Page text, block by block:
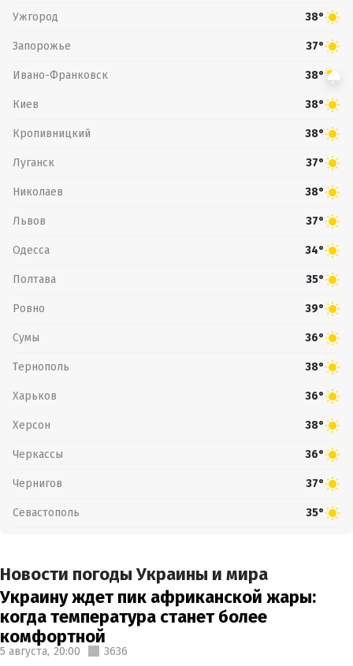
Ужгород 38°
Запорожье 37°
Ивано-Франковск 38°
Киев 38°
Кропивницкий 38°
Луганск 37°
Николаев 38°
Львов 37°
Одесса 34°
Полтава 35°
Ровно 39°
Сумы 36°
Тернополь 38°
Харьков 36°
Херсон 38°
Черкассы 36°
Чернигов 37°
Севастополь 35°
Новости погоды Украины и мира
Украину ждет пик африканской жары:
когда температура станет более
комфортной
5 августа, 20:00 3636